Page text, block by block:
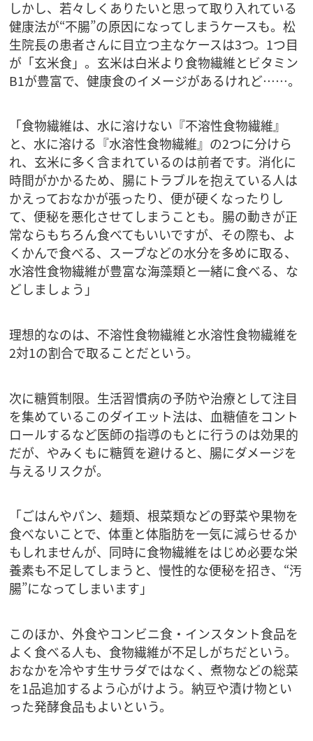
しかし、若々しくありたいと思って取り入れている
健康法が“不腸”の原因になってしまうケースも。松
生院長の患者さんに目立つ主なケースは3つ。1つ目
が「玄米食」。玄米は白米より食物繊維とビタミン
B1が豊富で、健康食のイメージがあるけれど……。
「食物繊維は、水に溶けない『不溶性食物繊維』
と、水に溶ける『水溶性食物繊維』の2つに分けら
れ、玄米に多く含まれているのは前者です。消化に
時間がかかるため、腸にトラブルを抱えている人は
かえっておなかが張ったり、便が硬くなったりし
て、便秘を悪化させてしまうことも。腸の動きが正
常ならもちろん食べてもいいですが、その際も、よ
くかんで食べる、スープなどの水分を多めに取る、
水溶性食物繊維が豊富な海藻類と一緒に食べる、な
どしましょう」
理想的なのは、不溶性食物繊維と水溶性食物繊維を
2対1の割合で取ることだという。
次に糖質制限。生活習慣病の予防や治療として注目
を集めているこのダイエット法は、血糖値をコント
ロールするなど医師の指導のもとに行うのは効果的
だが、やみくもに糖質を避けると、腸にダメージを
与えるリスクが。
「ごはんやパン、麺類、根菜類などの野菜や果物を
食べないことで、体重と体脂肪を一気に減らせるか
もしれませんが、同時に食物繊維をはじめ必要な栄
養素も不足してしまうと、慢性的な便秘を招き、“汚
腸”になってしまいます」
このほか、外食やコンビニ食・インスタント食品を
よく食べる人も、食物繊維が不足しがちだという。
おなかを冷やす生サラダではなく、煮物などの総菜
を1品追加するよう心がけよう。納豆や漬け物とい
った発酵食品もよいという。